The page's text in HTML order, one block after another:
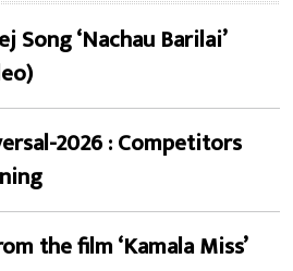
Song ‘Nachau Barilai’
2026 : Competitors
the film ‘Kamala Miss’